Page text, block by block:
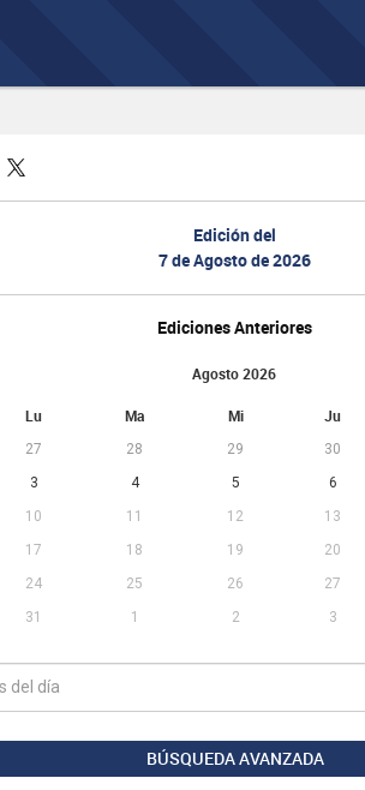
Edición del
7 de Agosto de 2026
Ediciones Anteriores
Agosto 2026
Lu Ma Mi Ju
27 28 29
30
3 4 5
6
10 11 12
13
17 18 19
20
24 25 26
27
31 1 2 3
BÚSQUEDA AVANZADA